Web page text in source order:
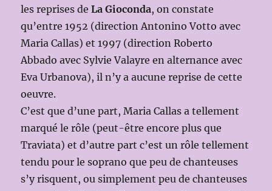
les reprises deLa Gioconda, on constate
qu’entre 1952 (direction Antonino Votto avec
Maria Callas) et 1997 (direction Roberto
Abbado avec Sylvie Valayre en alternance avec
Eva Urbanova), il n’y a aucune reprise de cette
oeuvre.
C’est que d’une part, Maria Callas a tellement
marqué le rôle (peut-être encore plus que
Traviata) et d’autre part c’est un rôle tellement
tendu pour le soprano que peu de chanteuses
s’y risquent, ou simplement peu de chanteuses